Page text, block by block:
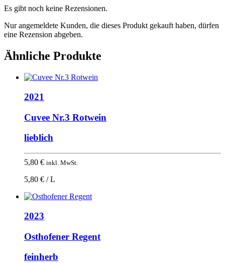
Es gibt noch keine Rezensionen.
Nur angemeldete Kunden, die dieses Produkt gekauft haben, dürfen
eine Rezension abgeben.
Ähnliche Produkte
2021
Cuvee Nr.3 Rotwein
lieblich
5,80 € inkl. MwSt.
5,80 € / L
2023
Osthofener Regent
feinherb